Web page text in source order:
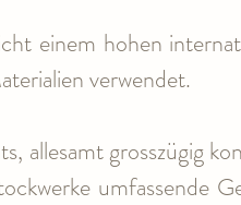
einem hohen
verwendet.
allesamt grosszügig
umfassende